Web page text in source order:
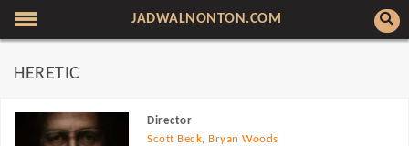
JADWALNONTON.COM
HERETIC
Director
Scott Beck, Bryan Woods